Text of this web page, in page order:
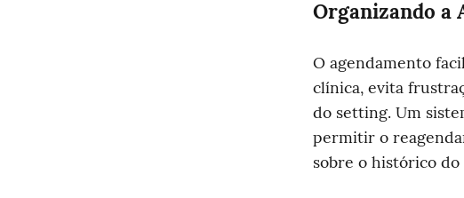
Organizando a
O agendamento
clínica, evita
do setting. Um
permitir o
sobre o histórico do